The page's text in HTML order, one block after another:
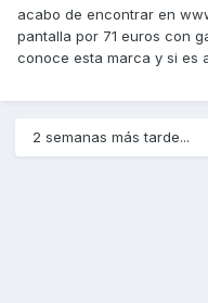
acabo de encontrar en
pantalla por 71 euros con
conoce esta marca y si es
2 semanas más tarde...